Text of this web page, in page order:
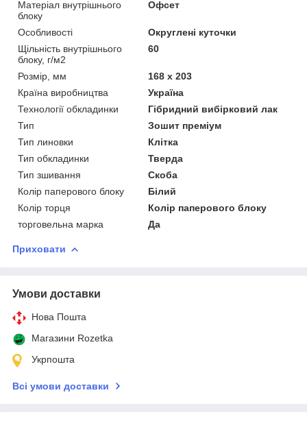
Матеріал внутрішнього
блоку
Офсет
Особливості
Округлені куточки
Щільність внутрішнього
блоку, г/м2
60
Розмір, мм
168 х 203
Країна виробництва
Україна
Технології обкладинки
Гібридний вибірковий лак
Тип
Зошит преміум
Тип линовки
Клітка
Тип обкладинки
Тверда
Тип зшивання
Скоба
Колір паперового блоку
Білий
Колір торця
Колір паперового блоку
торговельна марка
Да
Приховати
Умови доставки
Нова Пошта
Магазини Rozetka
Укрпошта
Всі умови доставки